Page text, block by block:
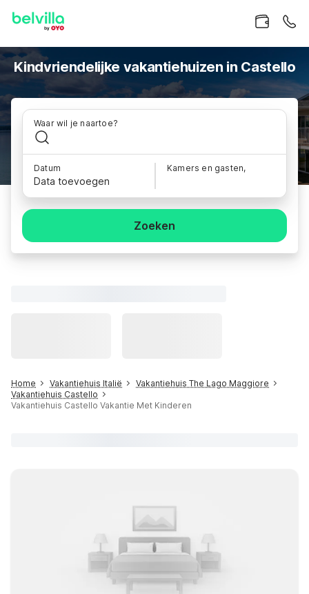
Kindvriendelijke vakantiehuizen in Castello
Waar wil je naartoe?
Datum
Data toevoegen
Kamers en gasten,
Zoeken
Home Vakantiehuis Italië
Vakantiehuis The Lago Maggiore
Vakantiehuis Castello
Vakantiehuis Castello Vakantie Met Kinderen